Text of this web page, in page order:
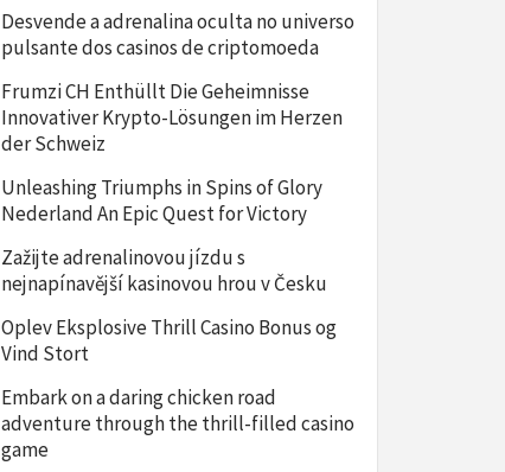
Desvende a adrenalina oculta no universo
pulsante dos casinos de criptomoeda
Frumzi CH Enthüllt Die Geheimnisse
Innovativer Krypto-Lösungen im Herzen
der Schweiz
Unleashing Triumphs in Spins of Glory
Nederland An Epic Quest for Victory
Zažijte adrenalinovou jízdu s
nejnapínavější kasinovou hrou v Česku
Oplev Eksplosive Thrill Casino Bonus og
Vind Stort
Embark on a daring chicken road
adventure through the thrill-filled casino
game